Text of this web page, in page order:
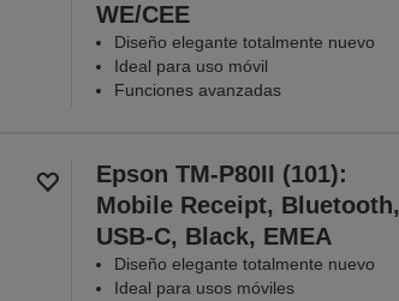
WE/CEE
Diseño elegante totalmente nuevo
Ideal para uso móvil
Funciones avanzadas
Epson TM-P80II (101):
Mobile Receipt, Bluetooth,
USB-C, Black, EMEA
Diseño elegante totalmente nuevo
Ideal para usos móviles